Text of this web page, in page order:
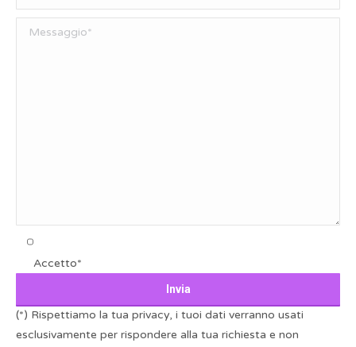
Accetto*
(*) Rispettiamo la tua privacy, i tuoi dati verranno usati
esclusivamente per rispondere alla tua richiesta e non